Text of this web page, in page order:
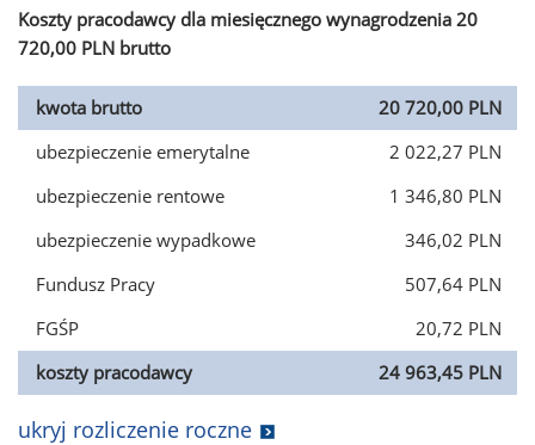
Koszty pracodawcy dla miesięcznego wynagrodzenia 20
720,00 PLN brutto
kwota brutto
20 720,00 PLN
ubezpieczenie emerytalne
2 022,27 PLN
ubezpieczenie rentowe
1 346,80 PLN
ubezpieczenie wypadkowe
346,02 PLN
Fundusz Pracy
507,64 PLN
FGŚP
20,72 PLN
koszty pracodawcy
24 963,45 PLN
ukryj rozliczenie roczne